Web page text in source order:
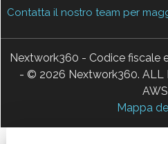
Contatta il nostro team per
Nextwork360 - Codice fiscale
- © 2026 Nextwork360. ALL
AWS
Mappa